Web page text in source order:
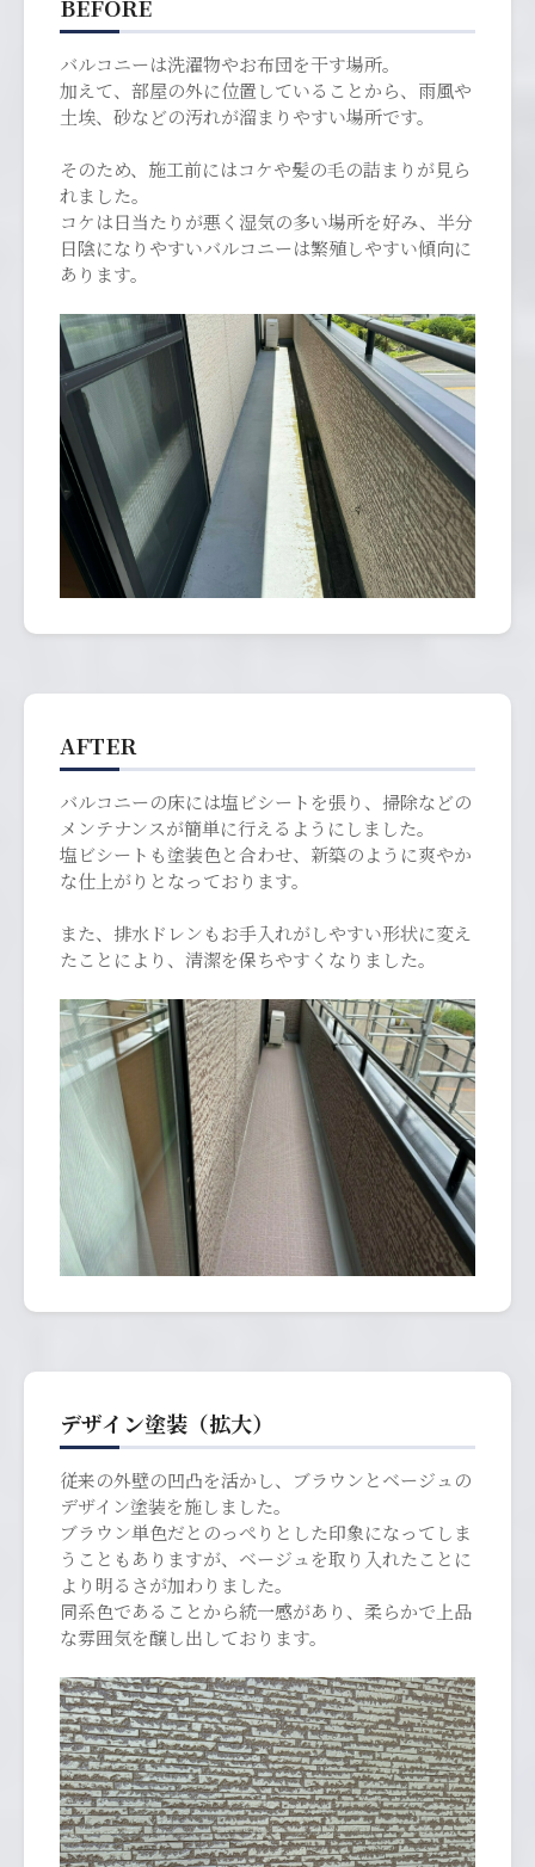
BEFORE
バルコニーは洗濯物やお布団を干す場所。
加えて、部屋の外に位置していることから、雨風や
土埃、砂などの汚れが溜まりやすい場所です。
そのため、施工前にはコケや髪の毛の詰まりが見ら
れました。
コケは日当たりが悪く湿気の多い場所を好み、半分
日陰になりやすいバルコニーは繁殖しやすい傾向に
あります。
AFTER
バルコニーの床には塩ビシートを張り、掃除などの
メンテナンスが簡単に行えるようにしました。
塩ビシートも塗装色と合わせ、新築のように爽やか
な仕上がりとなっております。
また、排水ドレンもお手入れがしやすい形状に変え
たことにより、清潔を保ちやすくなりました。
デザイン塗装（拡大）
従来の外壁の凹凸を活かし、ブラウンとベージュの
デザイン塗装を施しました。
ブラウン単色だとのっぺりとした印象になってしま
うこともありますが、ベージュを取り入れたことに
より明るさが加わりました。
同系色であることから統一感があり、柔らかで上品
な雰囲気を醸し出しております。